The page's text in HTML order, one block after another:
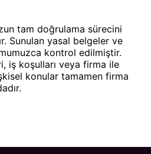
tam doğrulama sürecini
Sunulan yasal belgeler ve
kontrol edilmiştir.
iş koşulları veya firma ile
konular tamamen firma